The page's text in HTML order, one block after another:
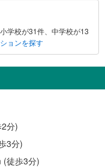
学校が31件、中学校が13
ョンを探す
分)
3分)
(徒歩3分)